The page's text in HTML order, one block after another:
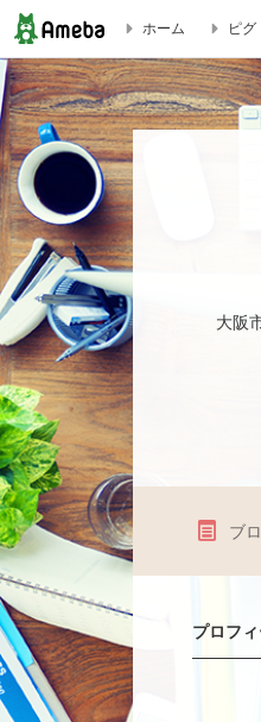
ホームレスでも生活保護を受
ホーム ピグ
大阪
ブ
プロフ